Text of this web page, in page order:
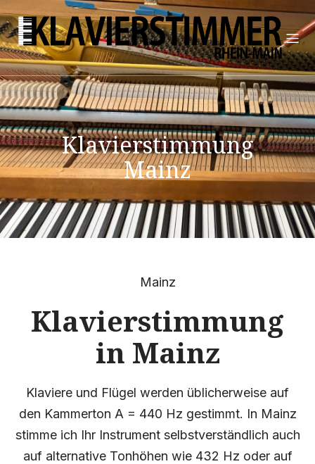
Klavierstimmung
Mainz
Mainz
Klavierstimmung
in Mainz
Klaviere und Flügel werden üblicherweise auf
den Kammerton A = 440 Hz gestimmt. In Mainz
stimme ich Ihr Instrument selbstverständlich auch
auf alternative Tonhöhen wie 432 Hz oder auf